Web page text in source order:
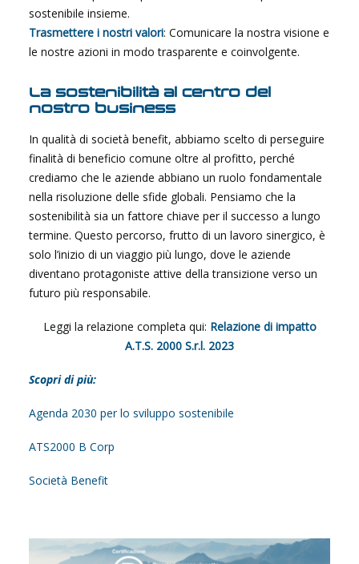
sostenibile insieme.
Trasmettere i nostri valori: Comunicare la nostra visione e
le nostre azioni in modo trasparente e coinvolgente.
La sostenibilità al centro del
nostro business
In qualità di società benefit, abbiamo scelto di perseguire
finalità di beneficio comune oltre al profitto, perché
crediamo che le aziende abbiano un ruolo fondamentale
nella risoluzione delle sfide globali. Pensiamo che la
sostenibilità sia un fattore chiave per il successo a lungo
termine. Questo percorso, frutto di un lavoro sinergico, è
solo l’inizio di un viaggio più lungo, dove le aziende
diventano protagoniste attive della transizione verso un
futuro più responsabile.
Leggi la relazione completa qui: Relazione di impatto
A.T.S. 2000 S.r.l. 2023
Scopri di più:
Agenda 2030 per lo sviluppo sostenibile
ATS2000 B Corp
Società Benefit